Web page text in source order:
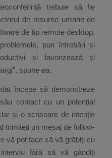
trebuie să fie
de resurse umane de
de tip remote desktop.
pun întrebări și
și favorizează și
spune ea.
începe să demonstreze
contact cu un potențial
și o scrisoare de intenție
trimiteți un mesaj de follow-
vă pot face să vă grăbiți cu
fără să vă gândiți